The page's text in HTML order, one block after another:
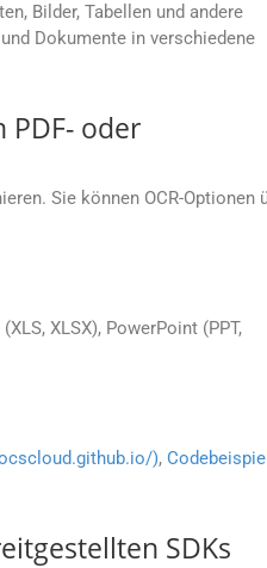
Bilder, Tabellen und andere
Dokumente in verschiedene
PDF- oder
Sie können OCR-Optionen
XLSX), PowerPoint (PPT,
),
SDKs